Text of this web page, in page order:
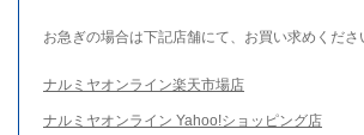
お急ぎの場合は下記店舗にて、お買い求めくださ
ナルミヤオンライン楽天市場店
ナルミヤオンライン Yahoo!ショッピング店